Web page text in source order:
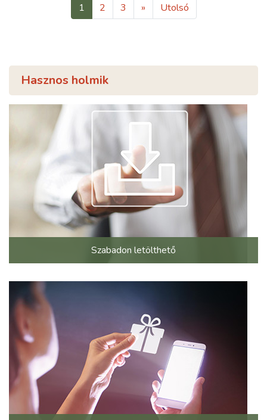
1 2 3 » Utolsó
Hasznos holmik
Szabadon letölthető